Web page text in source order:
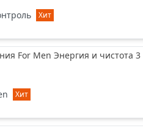
Хит
For Men Энергия и чистота 3
Хит